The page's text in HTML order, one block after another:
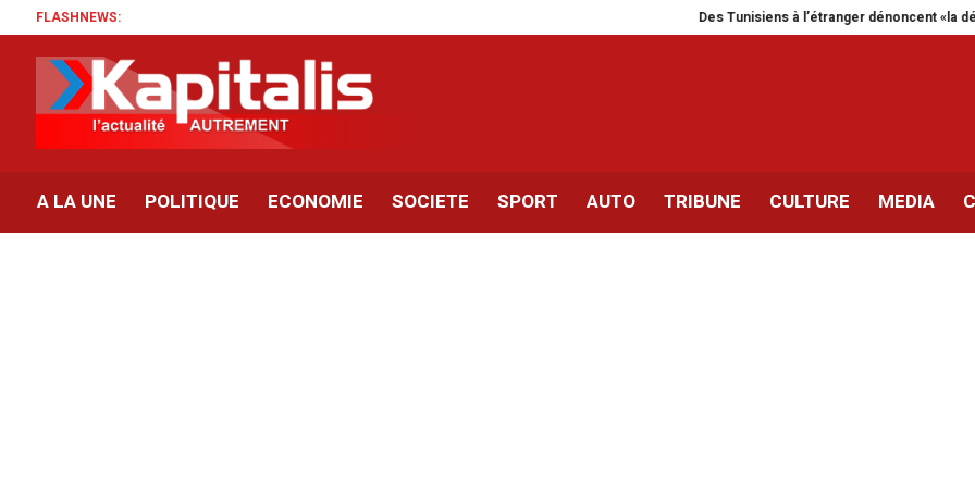
FLASHNEWS: Des Tunisiens à l’étranger dénoncent «la
A LA UNE POLITIQUE ECONOMIE SOCIETE SPORT AUTO TRIBUNE CULTURE MEDIA